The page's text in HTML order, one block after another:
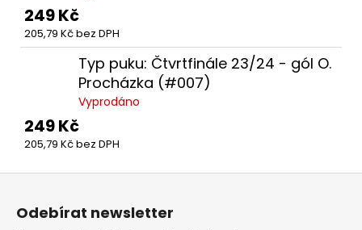
249 Kč
205,79 Kč bez DPH
Typ puku: Čtvrtfinále 23/24 - gól O.
Procházka (#007)
Vyprodáno
249 Kč
205,79 Kč bez DPH
Z
Odebírat newsletter